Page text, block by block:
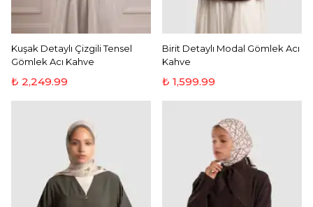
Kuşak Detaylı Çizgili Tensel
Gömlek Acı Kahve
₺ 2,249.99
Birit Detaylı Modal Gömlek Acı
Kahve
₺ 1,599.99